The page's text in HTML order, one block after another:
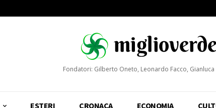
Fondatori: Gilberto Oneto, Leonardo Facco, Gianluca
ESTERI CRONACA ECONOMIA